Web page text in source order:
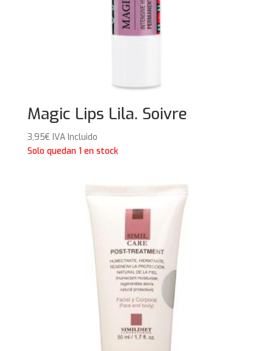
Magic Lips Lila. Soivre
3,95€ IVA Incluido
Solo quedan 1 en stock